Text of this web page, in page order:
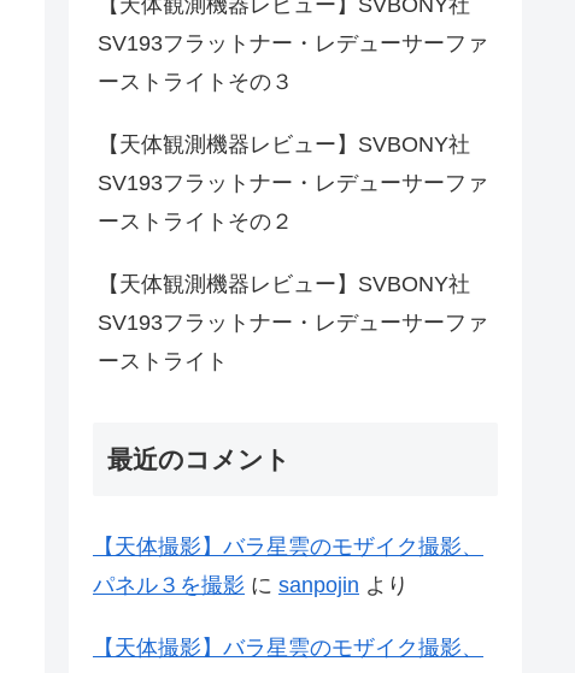
SV193フラットナー・レデューサーファ
ーストライトその３
【天体観測機器レビュー】SVBONY社
SV193フラットナー・レデューサーファ
ーストライトその２
【天体観測機器レビュー】SVBONY社
SV193フラットナー・レデューサーファ
ーストライト
最近のコメント
【天体撮影】バラ星雲のモザイク撮影、
パネル３を撮影 に sanpojin より
【天体撮影】バラ星雲のモザイク撮影、